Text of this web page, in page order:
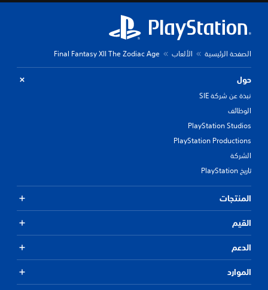
الصفحة الرئيسية الألعاب Final Fantasy XII The Zodiac Age
حول
نبذة عن شركة SIE
الوظائف
PlayStation Studios
PlayStation Productions
الشركة
تاريخ PlayStation
المنتجات
القيم
الدعم
الموارد